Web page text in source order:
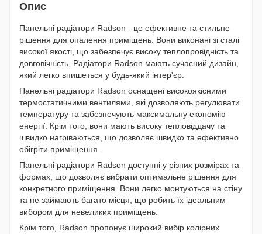
Опис
Панельні радіатори Radson - це ефективне та стильне
рішення для опалення приміщень. Вони виконані зі сталі
високої якості, що забезпечує високу теплопровідність та
довговічність. Радіатори Radson мають сучасний дизайн,
який легко впишеться у будь-який інтер'єр.
Панельні радіатори Radson оснащені високоякісними
термостатичними вентилями, які дозволяють регулювати
температуру та забезпечують максимальну економію
енергії. Крім того, вони мають високу тепловіддачу та
швидко нагріваються, що дозволяє швидко та ефективно
обігріти приміщення.
Панельні радіатори Radson доступні у різних розмірах та
формах, що дозволяє вибрати оптимальне рішення для
конкретного приміщення. Вони легко монтуються на стіну
та не займають багато місця, що робить їх ідеальним
вибором для невеликих приміщень.
Крім того, Radson пропонує широкий вибір колірних